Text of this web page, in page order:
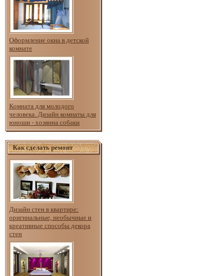
Оформление окна в детской
комнате
Комната для молодого
человека. Дизайн комнаты для
юноши - хозяина собаки
Как сделать ремонт
Дизайн стен в квартире:
оригинальные, необычные и
креативные способы декора
стен